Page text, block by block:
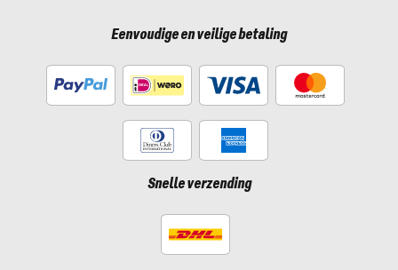
Eenvoudige en veilige betaling
Snelle verzending